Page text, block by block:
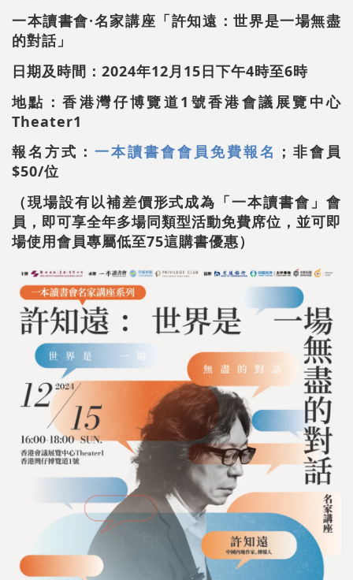
一本讀書會·名家講座「許知遠：世界是一場無盡
的對話」
日期及時間：2024年12月15日下午4時至6時
地點：香港灣仔博覽道1號香港會議展覽中心
Theater1
報名方式： 一本讀書會會員免費報名 ；非會員
$50/位
（現場設有以補差價形式成為「一本讀書會」會
員，即可享全年多場同類型活動免費席位，並可即
場使用會員專屬低至75這購書優惠）